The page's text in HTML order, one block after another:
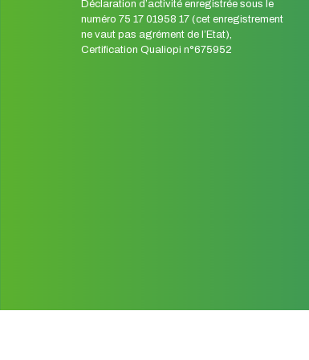
Déclaration d’activité enregistrée sous le
numéro 75 17 01958 17 (cet enregistrement
ne vaut pas agrément de l’Etat),
Certification Qualiopi n°675952